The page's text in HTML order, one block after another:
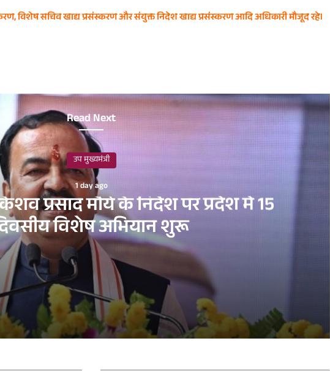
विशेष सचिव खाद्य प्रसंस्करण और संयुक्त निदेश खाद्य प्रसंस्करण आदि अधिकारी मौजूद रहे।
Read Next
उप मुख्यमंत्री
1 day ago
प्रसाद मौर्य के निर्देश पर प्रदेश में 15
विशेष अभियान शुरू
के निर्देश पर प्रदेश में 15 दिवसीय विशेष अभियान शुरू